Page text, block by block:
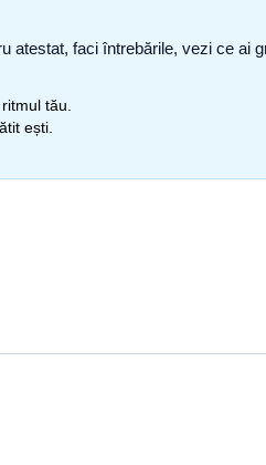
atestat, faci întrebările, vezi ce
tău.
ești.